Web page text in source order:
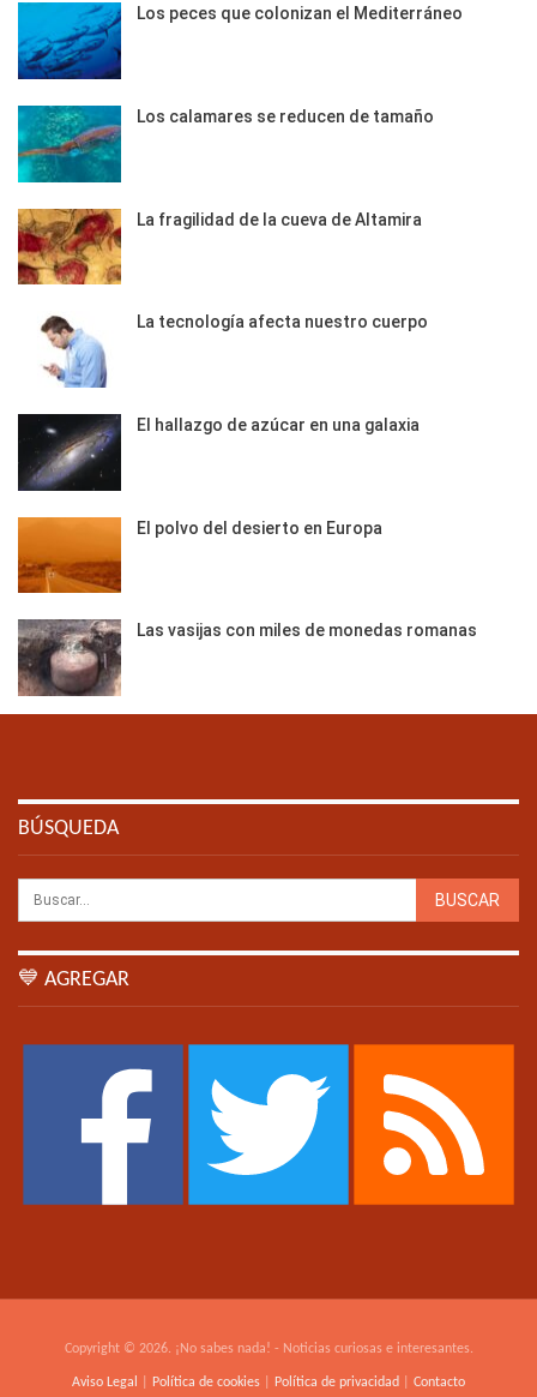
Los peces que colonizan el Mediterráneo
Los calamares se reducen de tamaño
La fragilidad de la cueva de Altamira
La tecnología afecta nuestro cuerpo
El hallazgo de azúcar en una galaxia
El polvo del desierto en Europa
Las vasijas con miles de monedas romanas
BÚSQUEDA
💙 AGREGAR
Copyright © 2026. ¡No sabes nada! - Noticias curiosas e interesantes.
Aviso Legal Política de cookies Política de privacidad Contacto